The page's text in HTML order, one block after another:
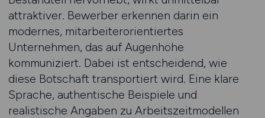
attraktiver. Bewerber erkennen darin ein
modernes, mitarbeiterorientiertes
Unternehmen, das auf Augenhöhe
kommuniziert. Dabei ist entscheidend, wie
diese Botschaft transportiert wird. Eine klare
Sprache, authentische Beispiele und
realistische Angaben zu Arbeitszeitmodellen